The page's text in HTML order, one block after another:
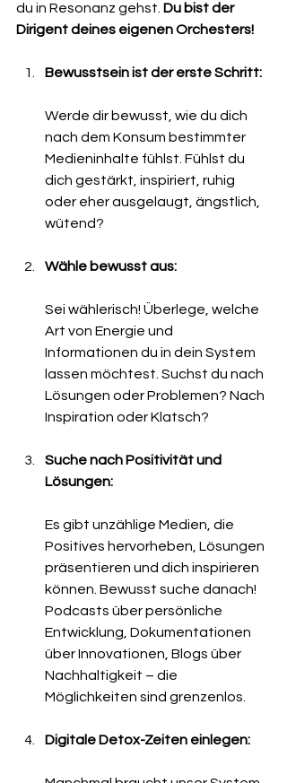
du in Resonanz gehst. Du bist der
Dirigent deines eigenen Orchesters!
Bewusstsein ist der erste Schritt:
Werde dir bewusst, wie du dich
nach dem Konsum bestimmter
Medieninhalte fühlst. Fühlst du
dich gestärkt, inspiriert, ruhig
oder eher ausgelaugt, ängstlich,
wütend?
Wähle bewusst aus:
Sei wählerisch! Überlege, welche
Art von Energie und
Informationen du in dein System
lassen möchtest. Suchst du nach
Lösungen oder Problemen? Nach
Inspiration oder Klatsch?
Suche nach Positivität und
Lösungen:
Es gibt unzählige Medien, die
Positives hervorheben, Lösungen
präsentieren und dich inspirieren
können. Bewusst suche danach!
Podcasts über persönliche
Entwicklung, Dokumentationen
über Innovationen, Blogs über
Nachhaltigkeit – die
Möglichkeiten sind grenzenlos.
Digitale Detox-Zeiten einlegen: